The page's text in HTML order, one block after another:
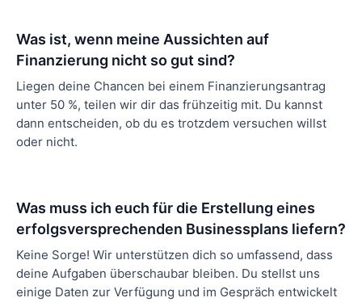
Was ist, wenn meine Aussichten auf
Finanzierung nicht so gut sind?
Liegen deine Chancen bei einem Finanzierungsantrag
unter 50 %, teilen wir dir das frühzeitig mit. Du kannst
dann entscheiden, ob du es trotzdem versuchen willst
oder nicht.
Was muss ich euch für die Erstellung eines
erfolgsversprechenden Businessplans liefern?
Keine Sorge! Wir unterstützen dich so umfassend, dass
deine Aufgaben überschaubar bleiben. Du stellst uns
einige Daten zur Verfügung und im Gespräch entwickelt